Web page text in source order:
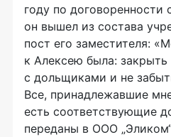
году по договоренности
он вышел из состава
пост его заместителя:
к Алексею была:
с дольщиками и не
Все, принадлежавшие
есть соответствующие
переданы в ООО